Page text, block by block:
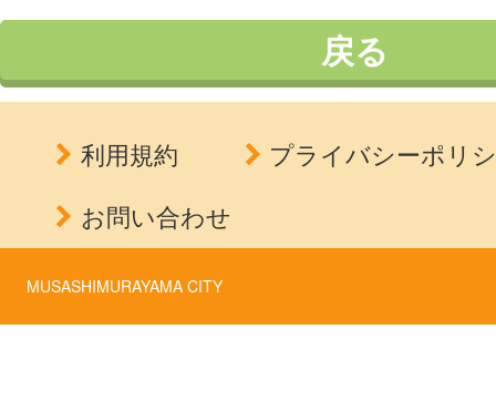
戻る
利用規約
プライバシーポリ
お問い合わせ
MUSASHIMURAYAMA CITY